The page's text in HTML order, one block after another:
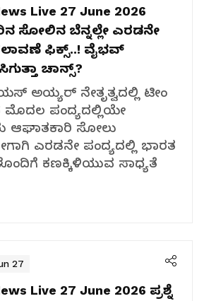
Live 27 June 2026
ಸೋಲಿನ ಬೆನ್ನಲ್ಲೇ ಎರಡನೇ
ಫಿಕ್ಸ್..! ವೈಭವ್
ಚಾನ್ಸ್?
ಅಯ್ಯರ್ ನೇತೃತ್ವದಲ್ಲಿ ಟೀಂ
ಪಂದ್ಯದಲ್ಲಿಯೇ
ಆಘಾತಕಾರಿ ಸೋಲು
ಎರಡನೇ ಪಂದ್ಯದಲ್ಲಿ ಭಾರತ
ಕಣಕ್ಕಿಳಿಯುವ ಸಾಧ್ಯತೆ
27
Live 27 June 2026 ಪ್ರಶ್ನೆ